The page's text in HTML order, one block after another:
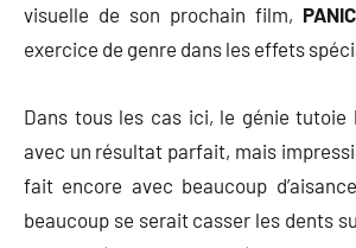
visuelle de son prochain film,
exercice de genre dans les effets
Dans tous les cas ici, le génie tutoie
avec un résultat parfait, mais
fait encore avec beaucoup
beaucoup se serait casser les dents